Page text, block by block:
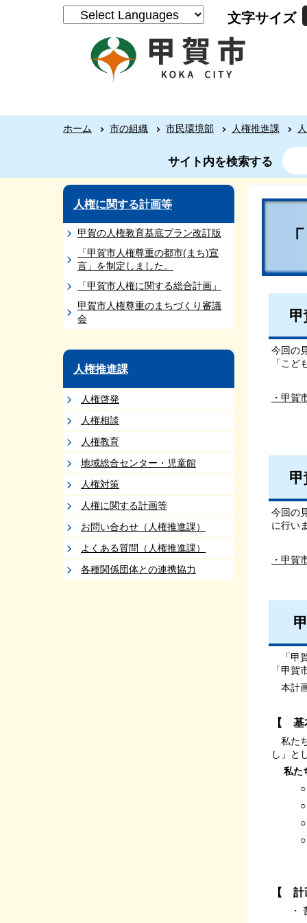
文字サイズ
ホーム 市の組織 市民環境部 人権推進課
サイト内を検索する
人権に関する計画等
甲賀の人権教育基底プラン改訂版
「甲賀市人権尊重の都市(まち)宣
言」を制定しました。
「甲賀市人権に関する総合計画」
甲賀市人権尊重のまちづくり審議
会
人権推進課
人権啓発
人権相談
人権教育
地域総合センター・児童館
人権対策
人権に関する計画等
お問い合わせ（人権推進課）
よくある質問（人権推進課）
各種関係団体との連携協力
今回の
「こど
・甲賀
今回の
に行い
・甲賀
「甲
「甲賀
本計
【
私た
し」と
私た
○ 一
○ 自
○ お
○ 人
【 計
・ 普